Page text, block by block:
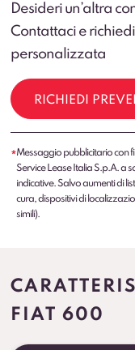
Desideri un’altra
Contattaci e
personalizzata
RICHIEDI
*Messaggio pubblicitario con
Service Lease Italia S.p.A. a
indicative. Salvo aumenti di
cura, dispositivi di
simili).
FIAT 600